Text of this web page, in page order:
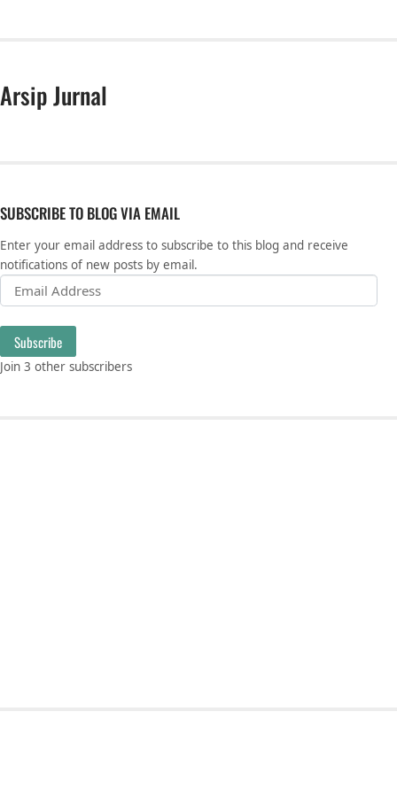
Arsip Jurnal
SUBSCRIBE TO BLOG VIA EMAIL
Enter your email address to subscribe to this blog and receive
notifications of new posts by email.
Email Address
Subscribe
Join 3 other subscribers